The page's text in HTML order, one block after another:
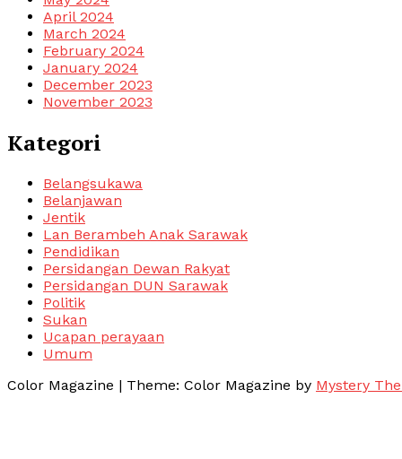
April 2024
March 2024
February 2024
January 2024
December 2023
November 2023
Kategori
Belangsukawa
Belanjawan
Jentik
Lan Berambeh Anak Sarawak
Pendidikan
Persidangan Dewan Rakyat
Persidangan DUN Sarawak
Politik
Sukan
Ucapan perayaan
Umum
Color Magazine | Theme: Color Magazine by Mystery